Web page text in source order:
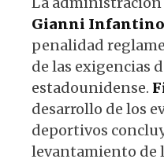
Gianni Infantino
penalidad
de las exigencias
estadounidense.
desarrollo de los
deportivos
levantamiento de